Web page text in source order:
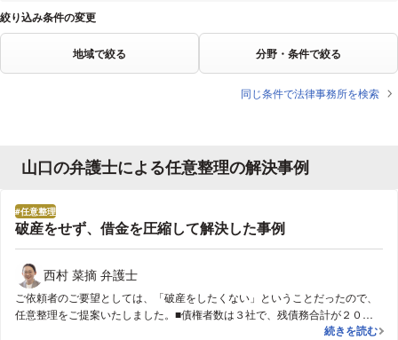
絞り込み条件の変更
地域で絞る 分野・条件で絞る
同じ条件で法律事務所を検索
山口の弁護士による任意整理の解決事例
任意整理
破産をせず、借金を圧縮して解決した事例
西村 菜摘 弁護士
ご依頼者のご要望としては、「破産をしたくない」ということだったので、
任意整理をご提案いたしました。■債権者数は３社で、残債務合計が２００
万円任意整理で、返済期間は5年、月３万円の返済に圧縮し、解決に至りま
破産をせず、
続きを読む